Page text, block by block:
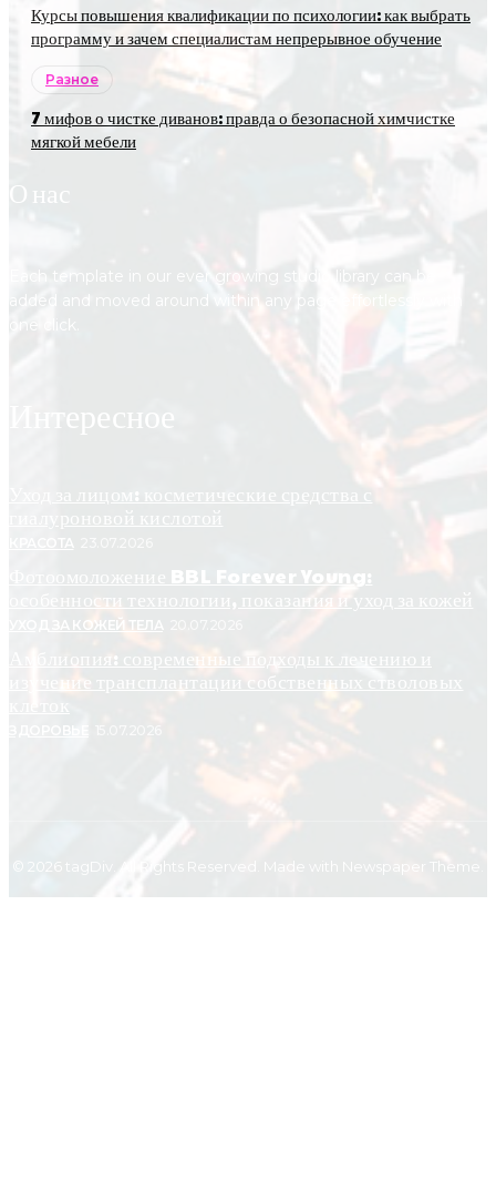
Курсы повышения квалификации по психологии: как выбрать
программу и зачем специалистам непрерывное обучение
Разное
7 мифов о чистке диванов: правда о безопасной химчистке
мягкой мебели
О нас
Each template in our ever growing studio library can be
added and moved around within any page effortlessly with
Интересное
Уход за лицом: косметические средства с
гиалуроновой кислотой
КРАСОТА
Фотоомоложение BBL Forever Young:
особенности технологии, показания и уход за кожей
УХОД ЗА КОЖЕЙ ТЕЛА
Амблиопия: современные подходы к лечению и
изучение трансплантации собственных стволовых
клеток
ЗДОРОВЬЕ
© 2026 tagDiv. All Rights Reserved. Made with Newspaper Theme.